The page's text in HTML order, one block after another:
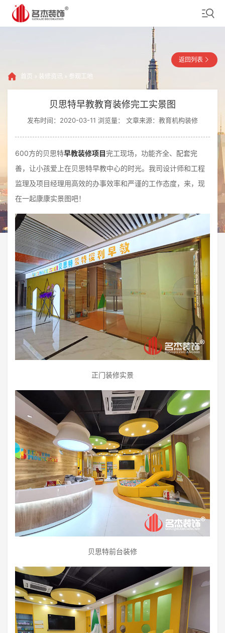
首页 » 装修资讯 » 参观工地
返回列表
贝思特早教教育装修完工实景图
发布时间：2020-03-11 浏览量： 文章来源：教育机构装修
600方的贝思特早教装修项目完工现场，功能齐全、配套完
善，让小孩爱上在贝思特早教中心的时光。我司设计师和工程
监理及项目经理用高效的办事效率和严谨的工作态度，来，现
在一起康康实景图吧！
正门装修实景
贝思特前台装修